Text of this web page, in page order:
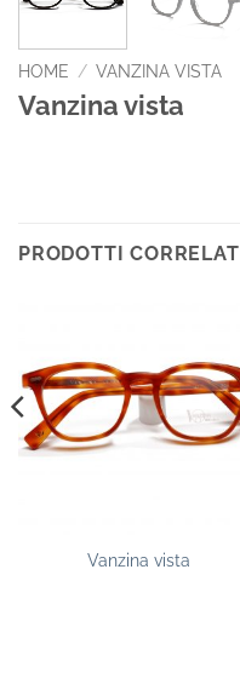
HOME / VANZINA VISTA
Vanzina vista
PRODOTTI CORRELATI
Vanzina vista